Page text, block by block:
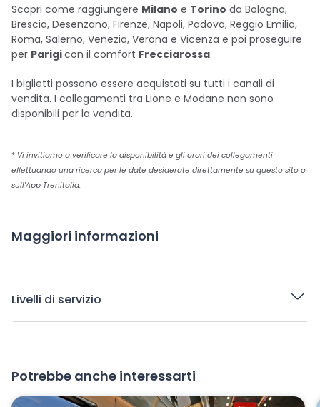
Scopri come raggiungere Milano e Torino da Bologna,
Brescia, Desenzano, Firenze, Napoli, Padova, Reggio Emilia,
Roma, Salerno, Venezia, Verona e Vicenza e poi proseguire
per Parigicon il comfort Frecciarossa.
I biglietti possono essere acquistati su tutti i canali di
vendita. I collegamenti tra Lione e Modane non sono
disponibili per la vendita.
* Vi invitiamo a verificare la disponibilità e gli orari dei collegamenti
effettuando una ricerca per le date desiderate direttamente su questo sito o
sull'App Trenitalia.
Maggiori informazioni
Livelli di servizio
Potrebbe anche interessarti